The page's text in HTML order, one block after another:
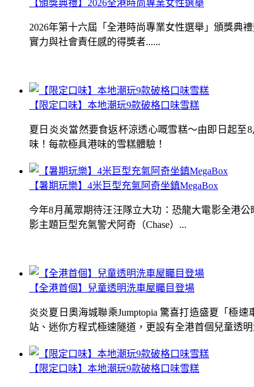
【限定口味】本地潮玩9款破格口味雪糕
夏日炎炎當然要食返杯涼透心嘅雪糕～由即日起至
味！每款極具港味的雪糕體驗！
【全港首個】兒童透明洗車屋矚目登場
炎炎夏日奧海城聯乘Jumptopia 驚喜打造盛夏「極
站、迷你方程式極速隧道，更設有全港首個兒童透
【頒獎典禮】2026全港時尚專業女性選舉
2026年第十六屆「全港時尚專業女性選舉」頒獎典
實力與社會責任感的得獎者......
【暑期玩樂】4米巨型充氣阿奇坐鎮MegaBox
今年8月萬眾期待汪汪隊立大功：恐龍大電影全港
影主題巨型充氣警犬阿奇（Chase）...
【限定口味】本地潮玩9款破格口味雪糕